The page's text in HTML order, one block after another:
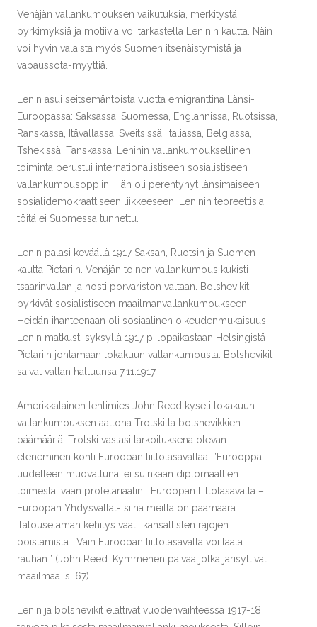
Venäjän vallankumouksen vaikutuksia, merkitystä,
pyrkimyksiä ja motiivia voi tarkastella Leninin kautta. Näin
voi hyvin valaista myös Suomen itsenäistymistä ja
vapaussota-myyttiä.
Lenin asui seitsemäntoista vuotta emigranttina Länsi-
Euroopassa: Saksassa, Suomessa, Englannissa, Ruotsissa,
Ranskassa, Itävallassa, Sveitsissä, Italiassa, Belgiassa,
Tshekissä, Tanskassa. Leninin vallankumouksellinen
toiminta perustui internationalistiseen sosialistiseen
vallankumousoppiin. Hän oli perehtynyt länsimaiseen
sosialidemokraattiseen liikkeeseen. Leninin teoreettisia
töitä ei Suomessa tunnettu.
Lenin palasi keväällä 1917 Saksan, Ruotsin ja Suomen
kautta Pietariin. Venäjän toinen vallankumous kukisti
tsaarinvallan ja nosti porvariston valtaan. Bolshevikit
pyrkivät sosialistiseen maailmanvallankumoukseen.
Heidän ihanteenaan oli sosiaalinen oikeudenmukaisuus.
Lenin matkusti syksyllä 1917 piilopaikastaan Helsingistä
Pietariin johtamaan lokakuun vallankumousta. Bolshevikit
saivat vallan haltuunsa 7.11.1917.
Amerikkalainen lehtimies John Reed kyseli lokakuun
vallankumouksen aattona Trotskilta bolshevikkien
päämääriä. Trotski vastasi tarkoituksena olevan
eteneminen kohti Euroopan liittotasavaltaa. ”Eurooppa
uudelleen muovattuna, ei suinkaan diplomaattien
toimesta, vaan proletariaatin… Euroopan liittotasavalta –
Euroopan Yhdysvallat- siinä meillä on päämäärä…
Talouselämän kehitys vaatii kansallisten rajojen
poistamista… Vain Euroopan liittotasavalta voi taata
rauhan.” (John Reed. Kymmenen päivää jotka järisyttivät
maailmaa. s. 67).
Lenin ja bolshevikit elättivät vuodenvaihteessa 1917-18